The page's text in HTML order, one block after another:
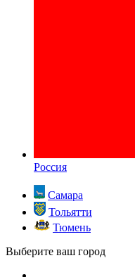
Россия
Самара
Тольятти
Тюмень
Выберите ваш город